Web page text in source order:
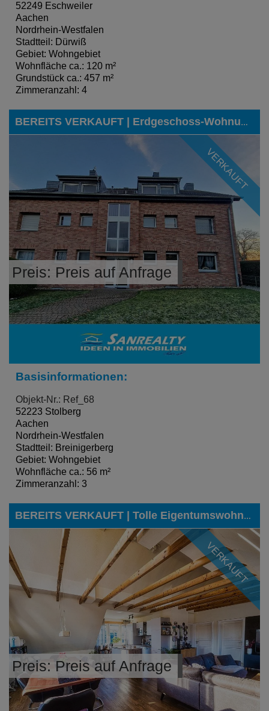
52249 Eschweiler
Aachen
Nordrhein-Westfalen
Stadtteil: Dürwiß
Gebiet: Wohngebiet
Wohnfläche ca.: 120 m²
Grundstück ca.: 457 m²
Zimmeranzahl: 4
BEREITS VERKAUFT | Erdgeschoss-Wohnung mit Garage in zentraler Lage von Stolberg-Breinigerberg
VERKAUFT
Basisinformationen:
Objekt-Nr.: Ref_68
52223 Stolberg
Aachen
Nordrhein-Westfalen
Stadtteil: Breinigerberg
Gebiet: Wohngebiet
Preis: Preis auf Anfrage
Wohnfläche ca.: 56 m²
Zimmeranzahl: 3
BEREITS VERKAUFT | Tolle Eigentumswohnung mit Hauscharakter in einer der besten Lagen von Eschweiler-Dürwiß
VERKAUFT
Preis: Preis auf Anfrage